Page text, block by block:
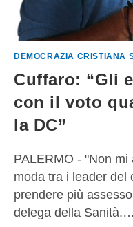
DEMOCRAZIA CRISTIANA
Cuffaro: “Gli
con il voto
la DC”
PALERMO - "Non
moda tra i leader del
prendere più
delega della Sanità.…